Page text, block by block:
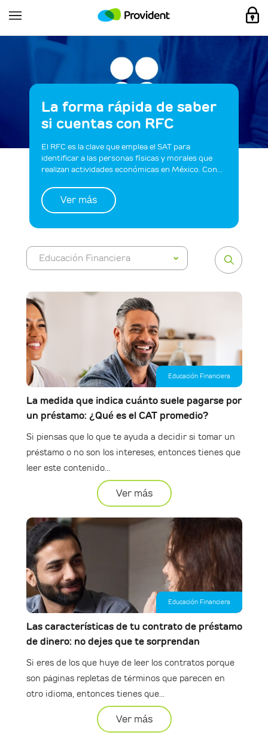
La forma rápida de saber
si cuentas con RFC
El RFC es la clave que emplea el SAT para
identificar a las personas físicas y morales que
realizan actividades económicas en México. Con...
Ver más
Educación Financiera
Educación Financiera
La medida que indica cuánto suele pagarse por
un préstamo: ¿Qué es el CAT promedio?
Si piensas que lo que te ayuda a decidir si tomar un
préstamo o no son los intereses, entonces tienes que
leer este contenido...
Ver más
Educación Financiera
Las características de tu contrato de préstamo
de dinero: no dejes que te sorprendan
Si eres de los que huye de leer los contratos porque
son páginas repletas de términos que parecen en
otro idioma, entonces tienes que...
Ver más